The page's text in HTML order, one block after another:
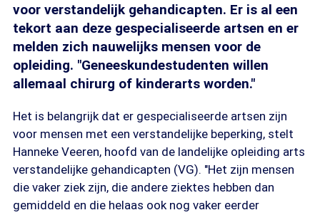
voor verstandelijk gehandicapten. Er is al een
tekort aan deze gespecialiseerde artsen en er
melden zich nauwelijks mensen voor de
opleiding. "Geneeskundestudenten willen
allemaal chirurg of kinderarts worden."
Het is belangrijk dat er gespecialiseerde artsen zijn
voor mensen met een verstandelijke beperking, stelt
Hanneke Veeren, hoofd van de landelijke opleiding arts
verstandelijke gehandicapten (VG). "Het zijn mensen
die vaker ziek zijn, die andere ziektes hebben dan
gemiddeld en die helaas ook nog vaker eerder